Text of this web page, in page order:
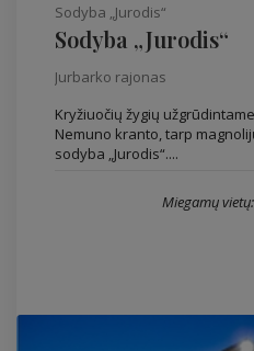
Sodyba „Jurodis“
Sodyba „Jurodis“
Jurbarko rajonas
Kryžiuočių žygių
Nemuno kranto, tarp
sodyba „Jurodis“....
Miegamų